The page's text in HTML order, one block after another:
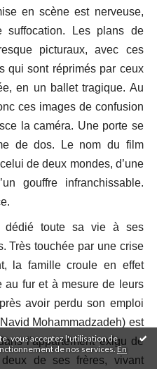
vous acceptez l'utilisation de
de nos services.En
en scène est nerveuse,
suffocation. Les plans de
picturaux, avec ces
qui sont réprimés par ceux
en un ballet tragique. Au
ces images de confusion
la caméra. Une porte se
de dos. Le nom du film
de deux mondes, d’une
gouffre infranchissable.
dédié toute sa vie à ses
Très touchée par une crise
la famille croule en effet
au fur et à mesure de leurs
avoir perdu son emploi
Mohammadzadeh) est
l’appartement exigu de
de ses frères, vivant